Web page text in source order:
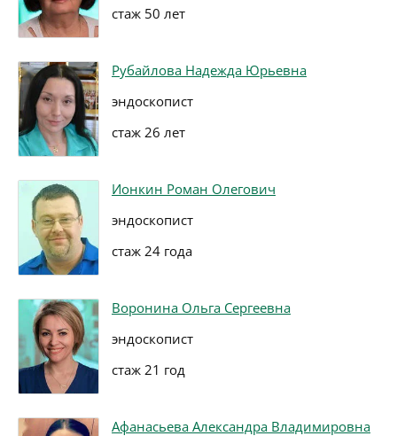
стаж 50 лет
Рубайлова Надежда Юрьевна
эндоскопист
стаж 26 лет
Ионкин Роман Олегович
эндоскопист
стаж 24 года
Воронина Ольга Сергеевна
эндоскопист
стаж 21 год
Афанасьева Александра Владимировна